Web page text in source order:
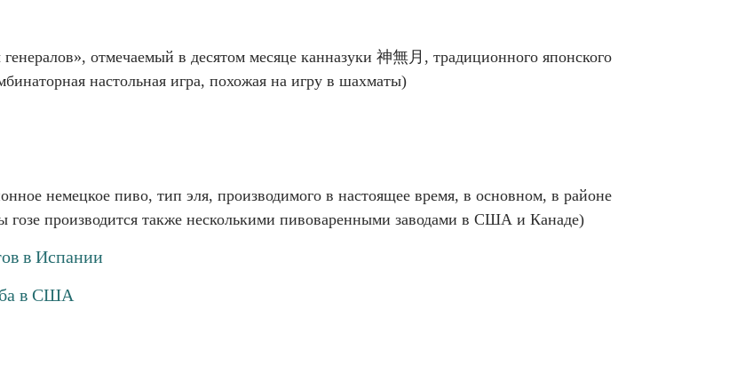
отмечаемый в десятом месяце канназуки 神無月, традиционного японского
настольная игра, похожая на игру в шахматы)
немецкое пиво, тип эля, производимого в настоящее время, в основном, в районе
производится также несколькими пивоваренными заводами в США и Канаде)
в Испании
в США